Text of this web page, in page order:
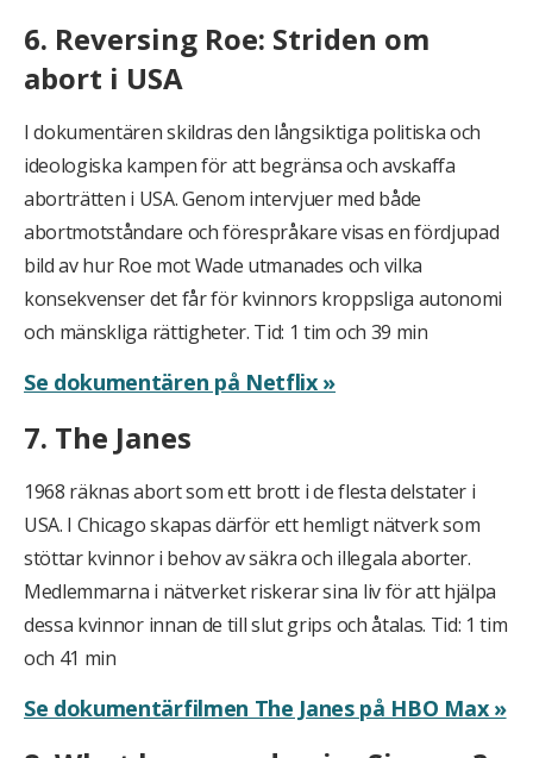
6. Reversing Roe: Striden om
abort i USA
I dokumentären skildras den långsiktiga politiska och
ideologiska kampen för att begränsa och avskaffa
aborträtten i USA. Genom intervjuer med både
abortmotståndare och förespråkare visas en fördjupad
bild av hur Roe mot Wade utmanades och vilka
konsekvenser det får för kvinnors kroppsliga autonomi
och mänskliga rättigheter. Tid: 1 tim och 39 min
Se dokumentären på Netflix »
7. The Janes
1968 räknas abort som ett brott i de flesta delstater i
USA. I Chicago skapas därför ett hemligt nätverk som
stöttar kvinnor i behov av säkra och illegala aborter.
Medlemmarna i nätverket riskerar sina liv för att hjälpa
dessa kvinnor innan de till slut grips och åtalas. Tid: 1 tim
och 41 min
Se dokumentärfilmen The Janes på HBO Max »